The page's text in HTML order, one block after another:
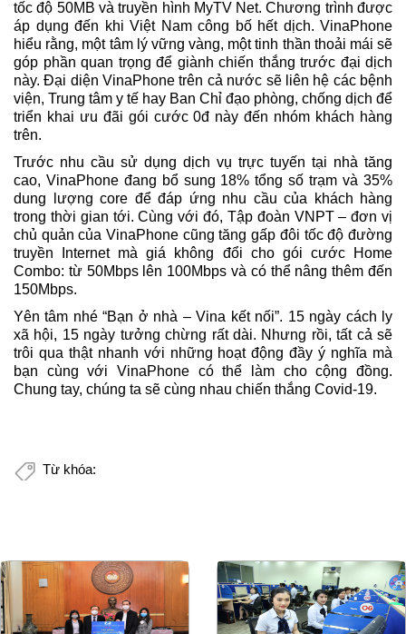
tốc độ 50MB và truyền hình MyTV Net. Chương trình được
áp dụng đến khi Việt Nam công bố hết dịch. VinaPhone
hiểu rằng, một tâm lý vững vàng, một tinh thần thoải mái sẽ
góp phần quan trọng để giành chiến thắng trước đại dịch
này. Đại diện VinaPhone trên cả nước sẽ liên hệ các bệnh
viện, Trung tâm y tế hay Ban Chỉ đạo phòng, chống dịch để
triển khai ưu đãi gói cước 0đ này đến nhóm khách hàng
trên.
Trước nhu cầu sử dụng dịch vụ trực tuyến tại nhà tăng
cao, VinaPhone đang bổ sung 18% tổng số trạm và 35%
dung lượng core để đáp ứng nhu cầu của khách hàng
trong thời gian tới. Cùng với đó, Tập đoàn VNPT – đơn vị
chủ quản của VinaPhone cũng tăng gấp đôi tốc độ đường
truyền Internet mà giá không đổi cho gói cước Home
Combo: từ 50Mbps lên 100Mbps và có thể nâng thêm đến
150Mbps.
Yên tâm nhé “Bạn ở nhà – Vina kết nối”. 15 ngày cách ly
xã hội, 15 ngày tưởng chừng rất dài. Nhưng rồi, tất cả sẽ
trôi qua thật nhanh với những hoạt động đầy ý nghĩa mà
bạn cùng với VinaPhone có thể làm cho cộng đồng.
Chung tay, chúng ta sẽ cùng nhau chiến thắng Covid-19.
Từ khóa: